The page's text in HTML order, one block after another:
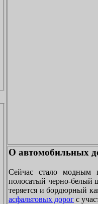
О автомобильных
Сейчас стало модным
полосатый черно-белый
теряется и бордюрный
асфальтовых дорог с